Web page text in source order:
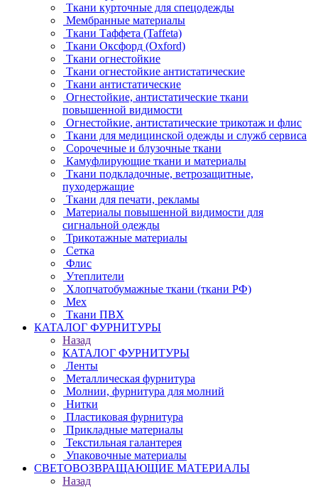
Ткани курточные для спецодежды
Мембранные материалы
Ткани Таффета (Taffeta)
Ткани Оксфорд (Oxford)
Ткани огнестойкие
Ткани огнестойкие антистатические
Ткани антистатические
Огнестойкие, антистатические ткани
повышенной видимости
Огнестойкие, антистатические трикотаж и флис
Ткани для медицинской одежды и служб сервиса
Сорочечные и блузочные ткани
Камуфлирующие ткани и материалы
Ткани подкладочные, ветрозащитные,
пуходержащие
Ткани для печати, рекламы
Материалы повышенной видимости для
сигнальной одежды
Трикотажные материалы
Сетка
Флис
Утеплители
Хлопчатобумажные ткани (ткани РФ)
Мех
Ткани ПВХ
КАТАЛОГ ФУРНИТУРЫ
Назад
КАТАЛОГ ФУРНИТУРЫ
Ленты
Металлическая фурнитура
Молнии, фурнитура для молний
Нитки
Пластиковая фурнитура
Прикладные материалы
Текстильная галантерея
Упаковочные материалы
СВЕТОВОЗВРАЩАЮЩИЕ МАТЕРИАЛЫ
Назад